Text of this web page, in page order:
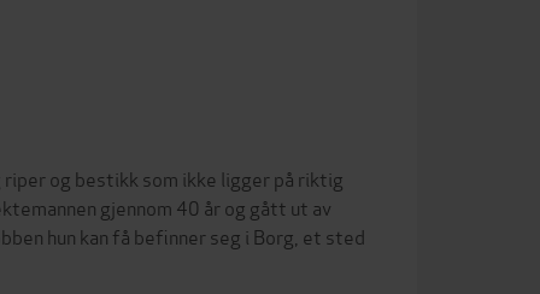
og bestikk som ikke ligger på riktig
gjennom 40 år og gått ut av
hun kan få befinner seg i Borg, et sted